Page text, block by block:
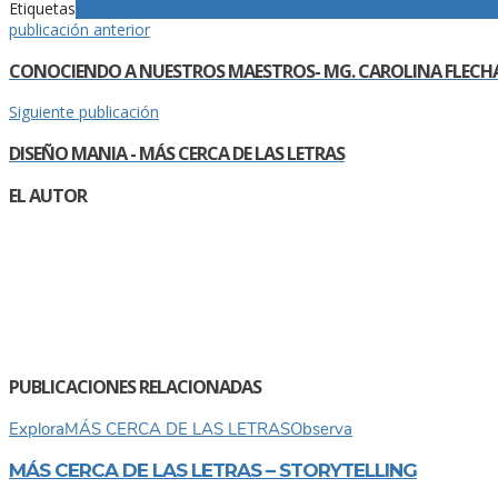
Etiquetas
publicación anterior
CONOCIENDO A NUESTROS MAESTROS- MG. CAROLINA
Siguiente publicación
DISEÑO MANIA - MÁS CERCA DE LAS LETRAS
EL AUTOR
PUBLICACIONES RELACIONADAS
ExploraMÁS CERCA DE LAS LETRASObserva
MÁS CERCA DE LAS LETRAS – STORYTELLING